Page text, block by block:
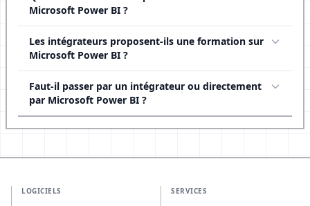
Microsoft Power BI ?
Les intégrateurs proposent-ils une formation sur
Microsoft Power BI ?
Faut-il passer par un intégrateur ou directement
par Microsoft Power BI ?
LOGICIELS SERVICES